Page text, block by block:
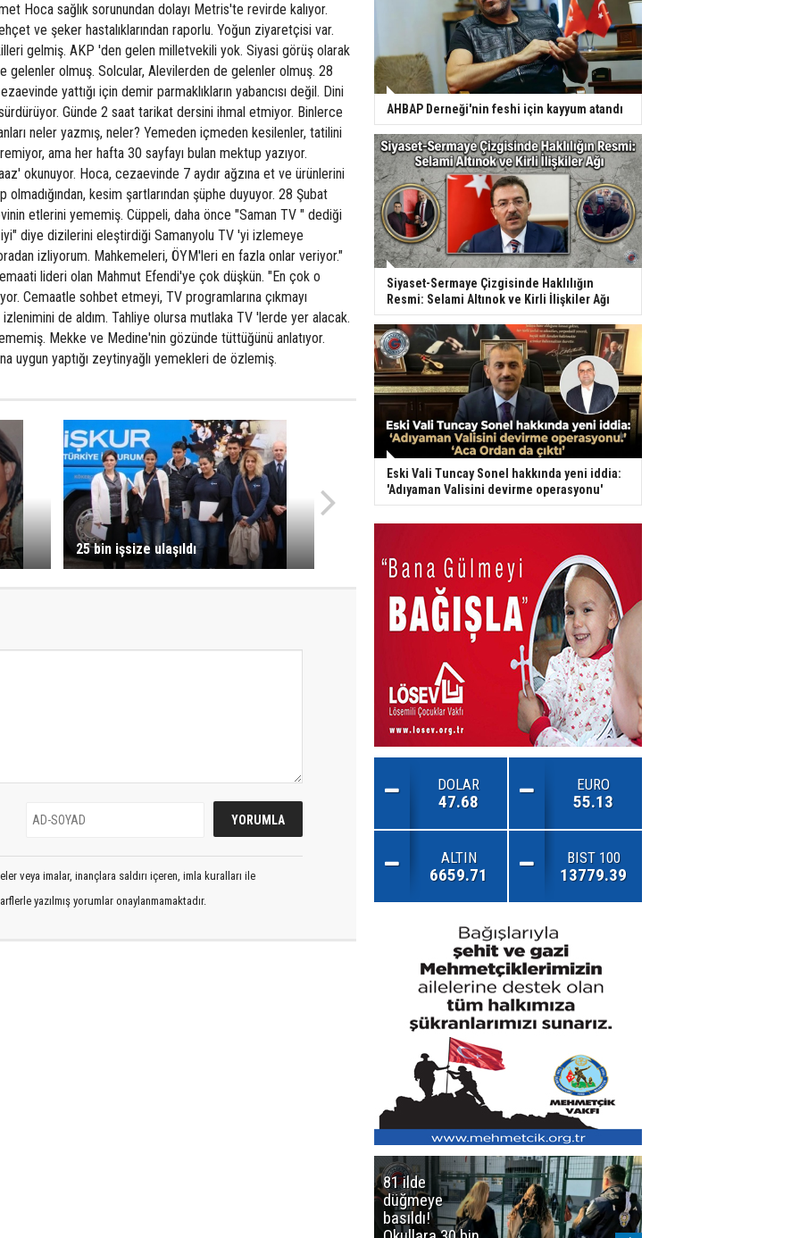
Hoca sağlık sorunundan dolayı Metris'te revirde kalıyor.
ve şeker hastalıklarından raporlu. Yoğun ziyaretçisi var.
gelmiş. AKP 'den gelen milletvekili yok. Siyasi görüş olarak
gelenler olmuş. Solcular, Alevilerden de gelenler olmuş. 28
yattığı için demir parmaklıkların yabancısı değil. Dini
Günde 2 saat tarikat dersini ihmal etmiyor. Binlerce
neler yazmış, neler? Yemeden içmeden kesilenler, tatilini
ama her hafta 30 sayfayı bulan mektup yazıyor.
okunuyor. Hoca, cezaevinde 7 aydır ağzına et ve ürünlerini
olmadığından, kesim şartlarından şüphe duyuyor. 28 Şubat
etlerini yememiş. Cüppeli, daha önce "Saman TV " dediği
diye dizilerini eleştirdiği Samanyolu TV 'yi izlemeye
izliyorum. Mahkemeleri, ÖYM'leri en fazla onlar veriyor."
lideri olan Mahmut Efendi'ye çok düşkün. "En çok o
Cemaatle sohbet etmeyi, TV programlarına çıkmayı
izlenimini de aldım. Tahliye olursa mutlaka TV 'lerde yer alacak.
Mekke ve Medine'nin gözünde tüttüğünü anlatıyor.
uygun yaptığı zeytinyağlı yemekleri de özlemiş.
25 bin işsize ulaşıldı
veya imalar, inançlara saldırı içeren, imla kuralları ile
yazılmış yorumlar onaylanmamaktadır.
AHBAP Derneği'nin feshi için kayyum atandı
Siyaset-Sermaye Çizgisinde Haklılığın
Resmi: Selami Altınok ve Kirli İlişkiler Ağı
Eski Vali Tuncay Sonel hakkında yeni iddia:
'Adıyaman Valisini devirme operasyonu'
DOLAR
47.68
EURO
55.13
ALTIN
6659.71
BIST 100
13779.39
81 ilde
düğmeye
basıldı!